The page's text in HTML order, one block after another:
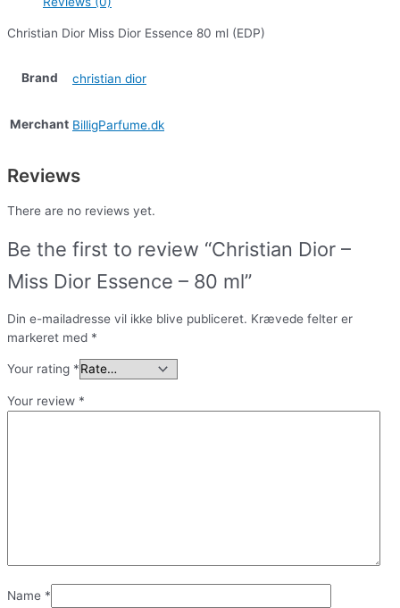
Christian Dior Miss Dior Essence 80 ml (EDP)
Brand christian dior
Merchant BilligParfume.dk
Reviews
There are no reviews yet.
Be the first to review “Christian Dior –
Miss Dior Essence – 80 ml”
Din e-mailadresse vil ikke blive publiceret. Krævede felter er
markeret med *
Your rating *
Your review *
Name *